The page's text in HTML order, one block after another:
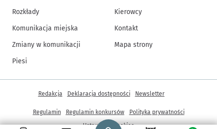
Strona główna - wroclaw.pl
Rozkłady
Komunikacja miejska
Zmiany w komunikacji
Piesi
Kierowcy
Kontakt
Mapa strony
Inne informacje
Redakcja Deklaracja dostępności Newsletter
Regulamin Regulamin konkursów
Polityka prywatności
Ustawienia cookies